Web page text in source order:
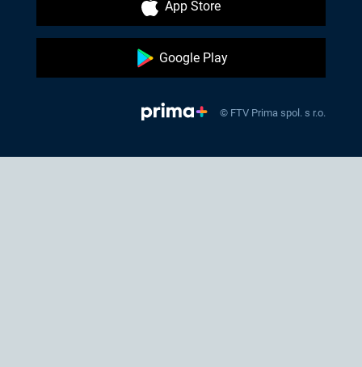
App Store
Google Play
© FTV Prima spol. s r.o.